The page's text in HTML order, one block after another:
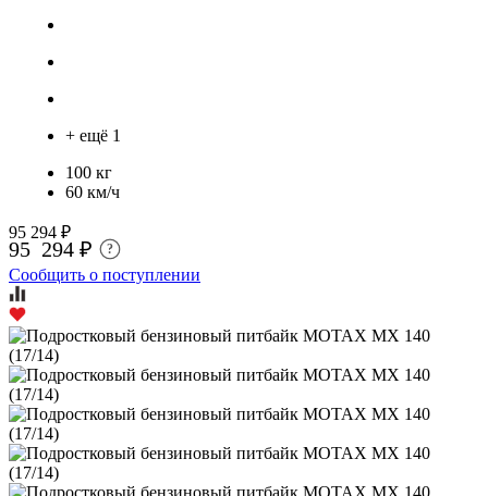
+ ещё 1
100 кг
60 км/ч
95 294 ₽
95 294 ₽ ?
Сообщить о поступлении